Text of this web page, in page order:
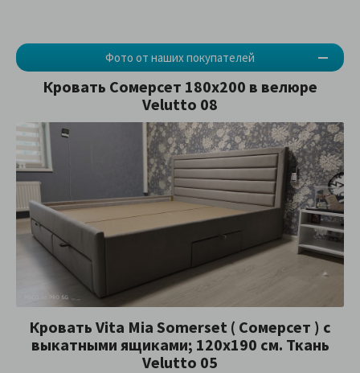
Фото от наших покупателей
Кровать Сомерсет 180х200 в велюре
Velutto 08
Кровать Vita Mia Somerset ( Сомерсет ) с
выкатными ящиками; 120x190 см. Ткань
Velutto 05